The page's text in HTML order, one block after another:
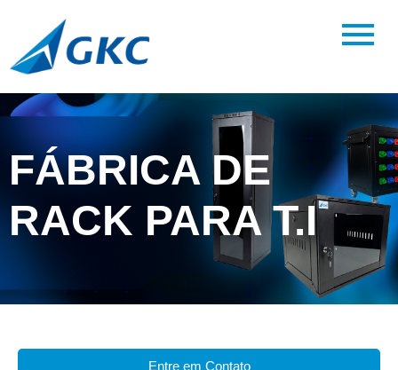
FÁBRICA DE
RACK PARA T.I
Entre em Contato